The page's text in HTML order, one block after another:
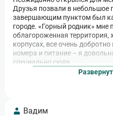
Друзья позвали в небольшое
завершающим пунктом был
городе. «Горный родник» мне
облагороженная территория,
корпусах, все очень
номера и питание – я
специально сюда.
Вадим